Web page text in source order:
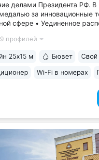
делами Президента РФ. В
за инновационные
сфере • Уединенное
1000 м. Прямой выход
профилей
25x15 м Бювет Свой
Wi-Fi в номерах